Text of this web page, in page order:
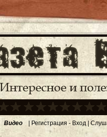
Видео | Регистрация - Вход |